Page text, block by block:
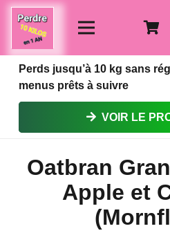
Perds jusqu’à 10 kg sans
menus prêts à suivre
VOIR LE
Oatbran
Apple et